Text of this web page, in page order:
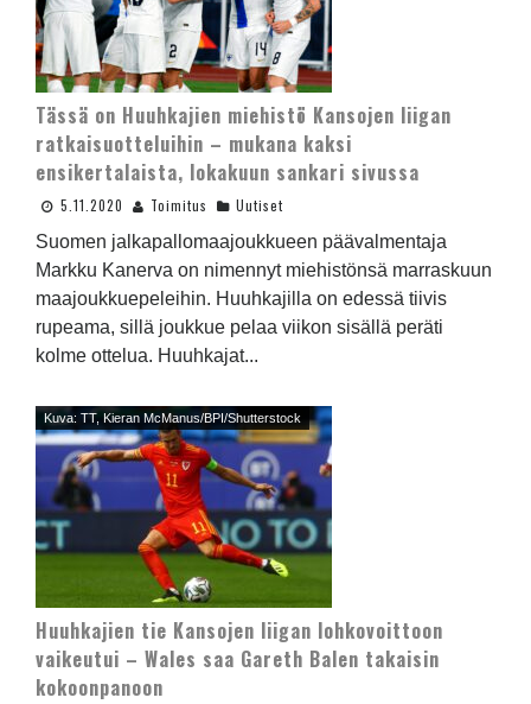
Tässä on Huuhkajien miehistö Kansojen liigan
ratkaisuotteluihin – mukana kaksi
ensikertalaista, lokakuun sankari sivussa
5.11.2020 Toimitus Uutiset
Suomen jalkapallomaajoukkueen päävalmentaja
Markku Kanerva on nimennyt miehistönsä marraskuun
maajoukkuepeleihin. Huuhkajilla on edessä tiivis
rupeama, sillä joukkue pelaa viikon sisällä peräti
kolme ottelua. Huuhkajat...
Kuva: TT, Kieran McManus/BPI/Shutterstock
Huuhkajien tie Kansojen liigan lohkovoittoon
vaikeutui – Wales saa Gareth Balen takaisin
kokoonpanoon